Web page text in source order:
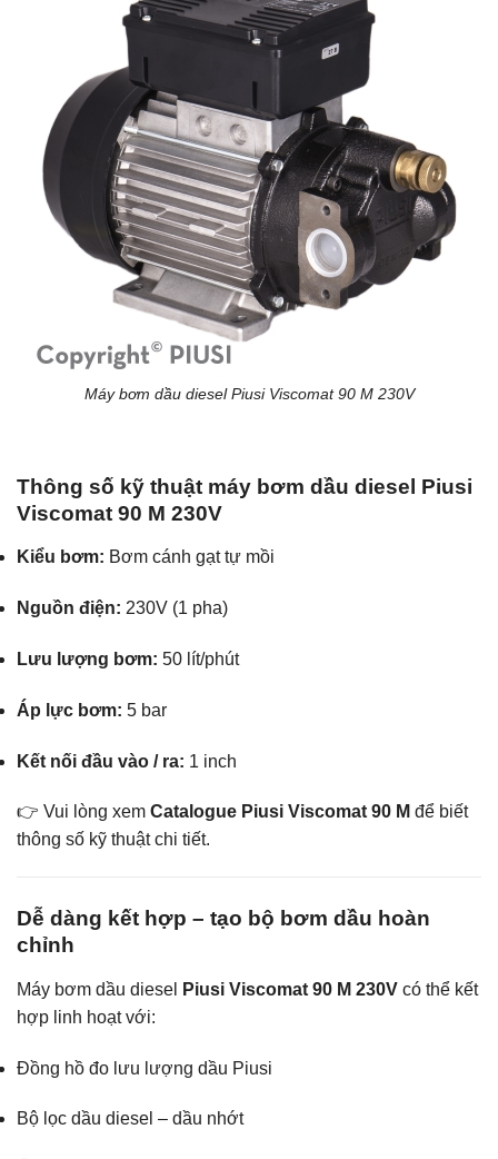
Máy bơm dầu diesel Piusi Viscomat 90 M 230V
Thông số kỹ thuật máy bơm dầu diesel Piusi
Viscomat 90 M 230V
Kiểu bơm: Bơm cánh gạt tự mồi
Nguồn điện: 230V (1 pha)
Lưu lượng bơm: 50 lít/phút
Áp lực bơm: 5 bar
Kết nối đầu vào / ra: 1 inch
👉 Vui lòng xem Catalogue Piusi Viscomat 90 M để biết
thông số kỹ thuật chi tiết.
Dễ dàng kết hợp – tạo bộ bơm dầu hoàn
chỉnh
Máy bơm dầu diesel Piusi Viscomat 90 M 230V có thể kết
hợp linh hoạt với:
Đồng hồ đo lưu lượng dầu Piusi
Bộ lọc dầu diesel – dầu nhớt